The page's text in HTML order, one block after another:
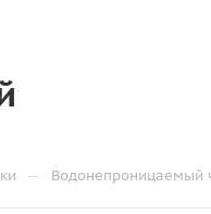
— Водонепроницаемый